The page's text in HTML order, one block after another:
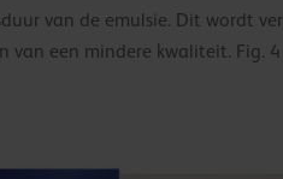
van de emulsie. Dit wordt
van een mindere kwaliteit. Fig.